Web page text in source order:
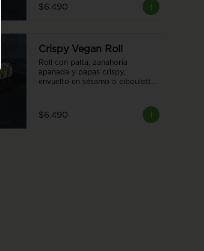
$6.490
Crispy Vegan Roll
Roll con palta, zanahoria
apanada y papas crispy,
envuelto en sésamo o ciboulette
$6.490